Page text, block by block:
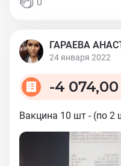
ГАРАЕВА
24 января 2022
-4
Вакцина 10 шт - (по 2